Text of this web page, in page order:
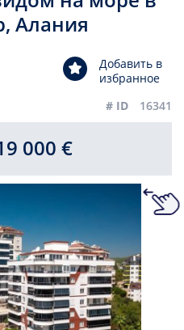
Алания
Добавить в
избранное
# ID
16341
000 €